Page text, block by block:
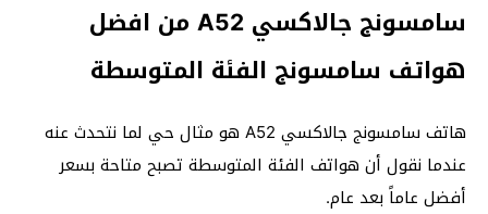
سامسونج جالاكسي A52 من افضل
هواتف سامسونج الفئة المتوسطة
هاتف سامسونج جالاكسي A52 هو مثال حي لما نتحدث عنه
عندما نقول أن هواتف الفئة المتوسطة تصبح متاحة بسعر
أفضل عاماً بعد عام.